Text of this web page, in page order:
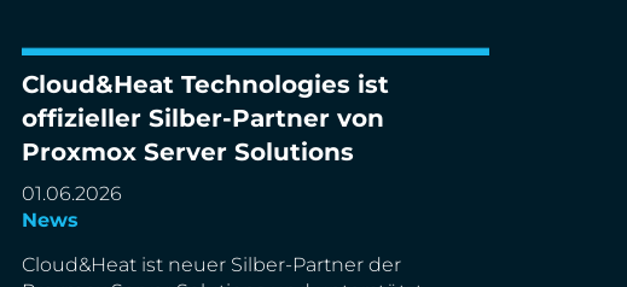
Cloud&Heat Technologies ist
offizieller Silber-Partner von
Proxmox Server Solutions
01.06.2026
News
Cloud&Heat ist neuer Silber-Partner der
Cloud&Heat Technologies ist offizieller Silber-
Partner von Proxmox Server Solutions